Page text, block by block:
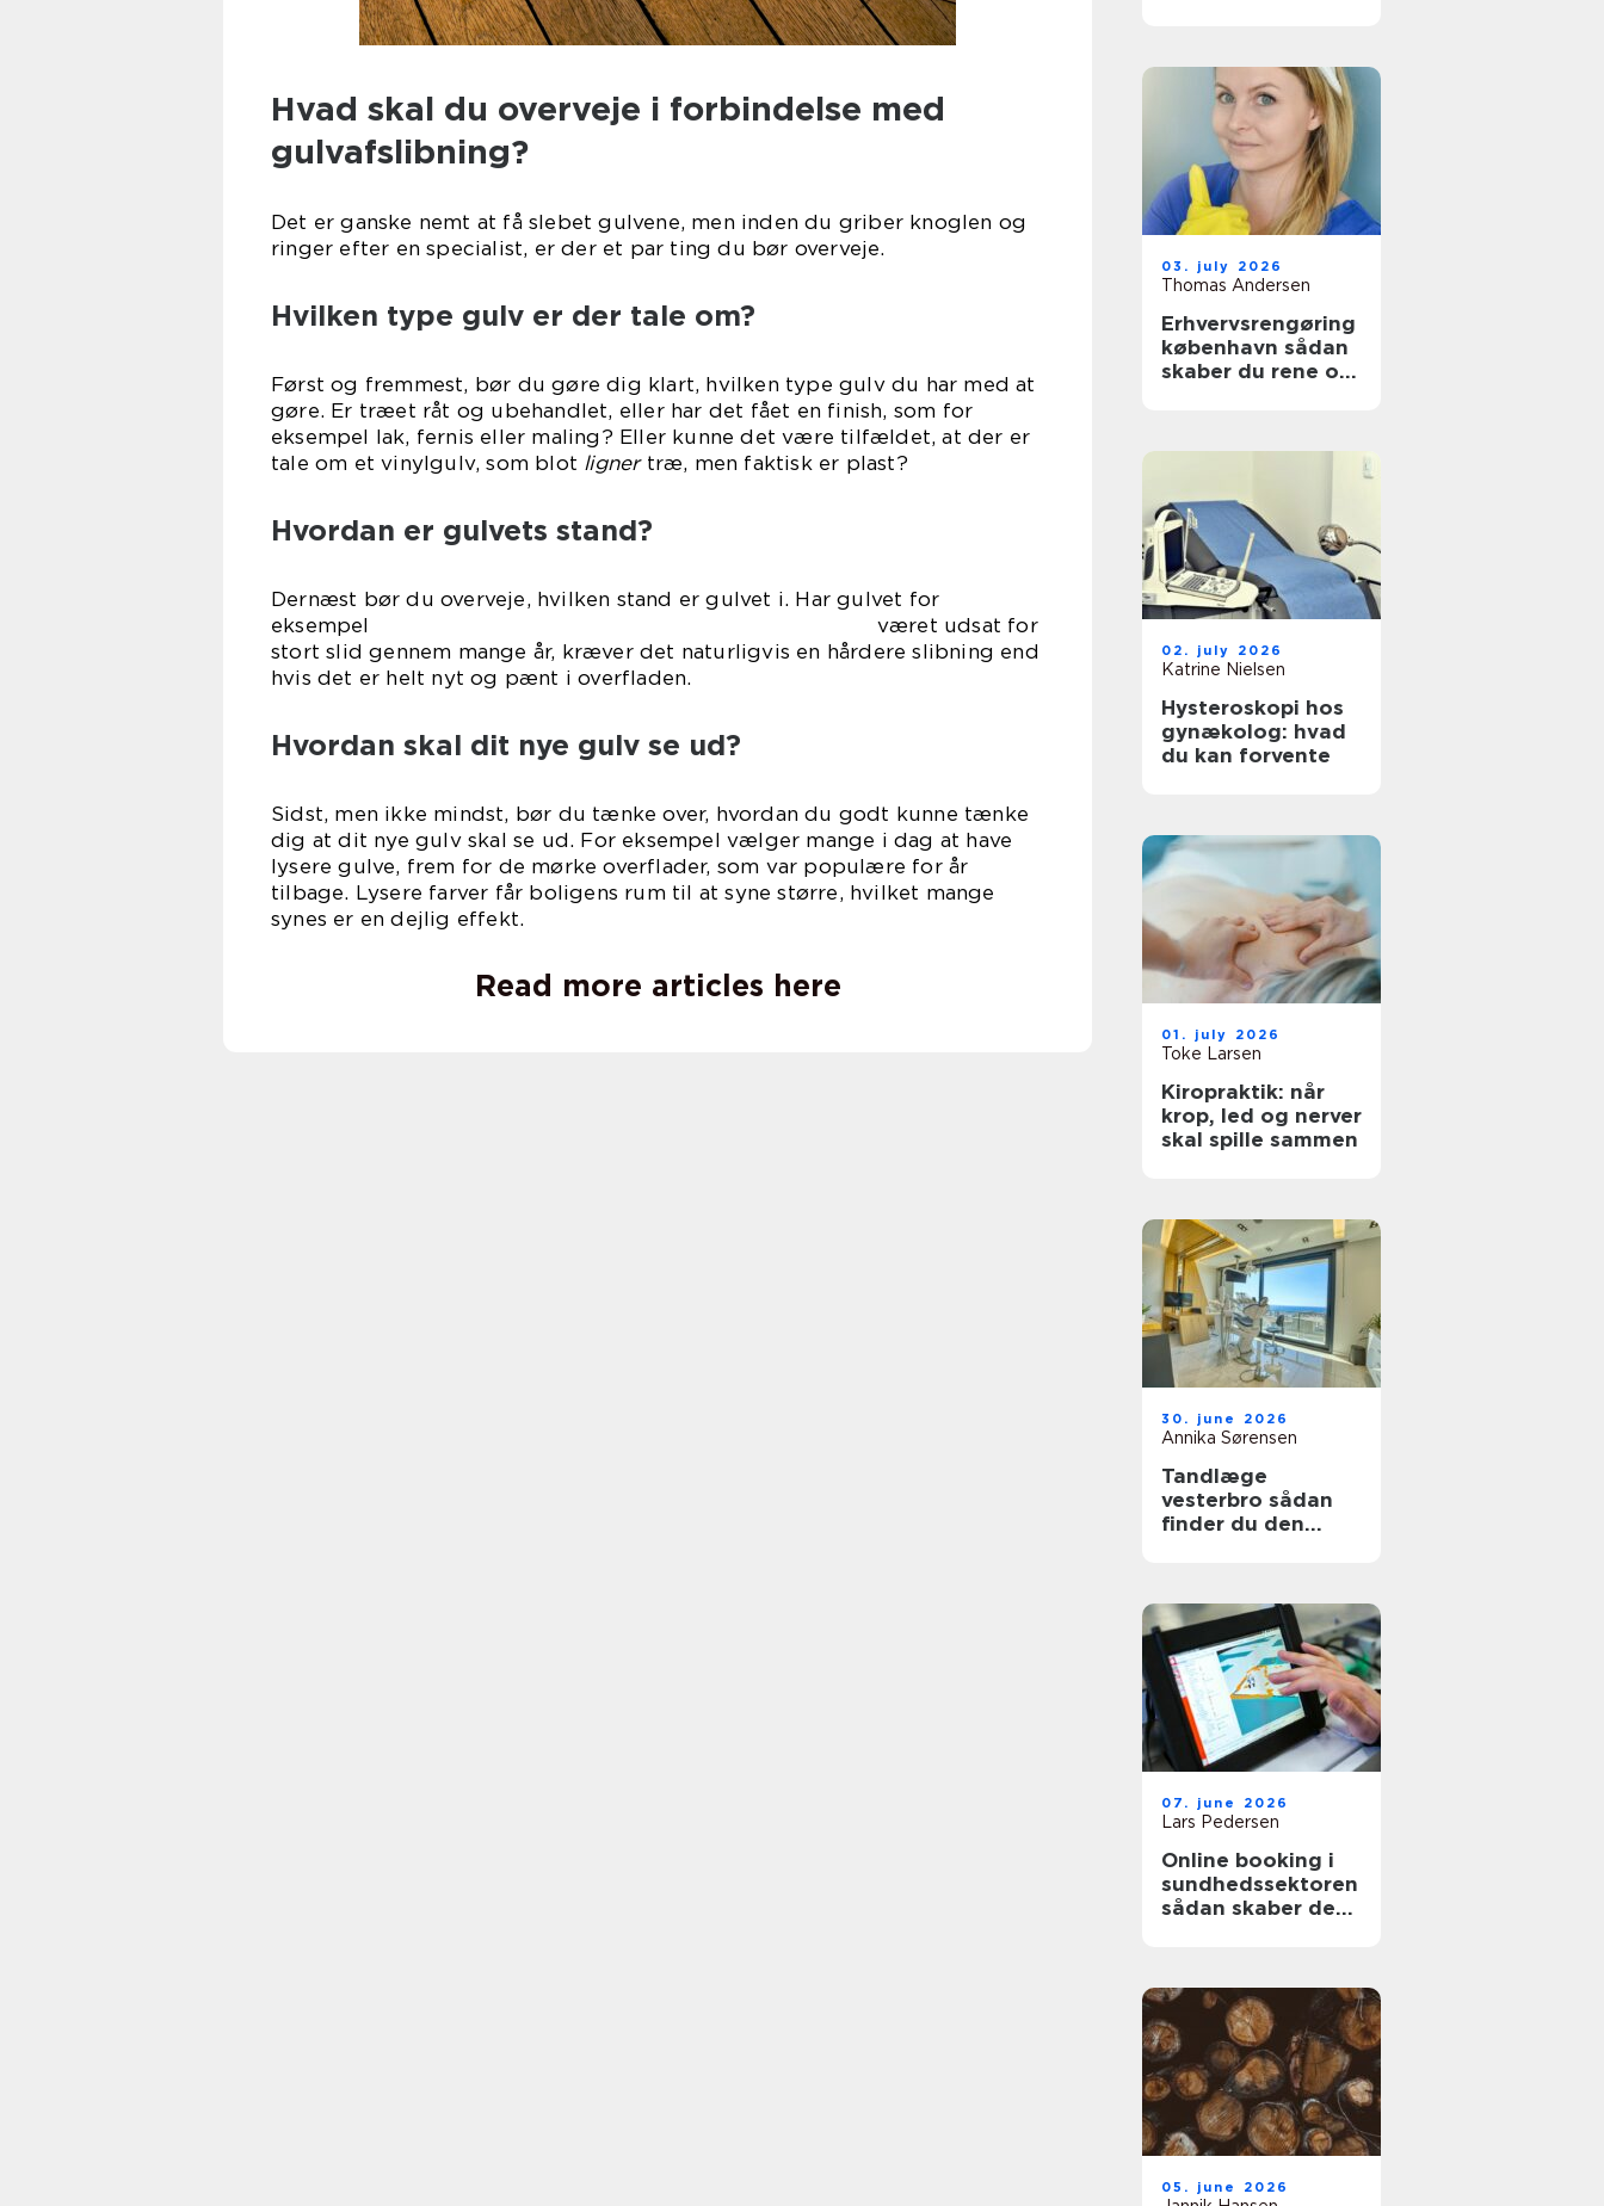
Hvad skal du overveje i forbindelse med
gulvafslibning?
Det er ganske nemt at få slebet gulvene, men inden du griber knoglen og
ringer efter en specialist, er der et par ting du bør overveje.
Hvilken type gulv er der tale om?
Først og fremmest, bør du gøre dig klart, hvilken type gulv du har med at
gøre. Er træet råt og ubehandlet, eller har det fået en finish, som for
eksempel lak, fernis eller maling? Eller kunne det være tilfældet, at der er
tale om et vinylgulv, som blot lignertræ, men faktisk er plast?
Hvordan er gulvets stand?
Dernæst bør du overveje, hvilken stand er gulvet i. Har gulvet for
eksempel været udsat for
stort slid gennem mange år, kræver det naturligvis en hårdere slibning end
hvis det er helt nyt og pænt i overfladen.
Hvordan skal dit nye gulv se ud?
Sidst, men ikke mindst, bør du tænke over, hvordan du godt kunne tænke
dig at dit nye gulv skal se ud. For eksempel vælger mange i dag at have
lysere gulve, frem for de mørke overflader, som var populære for år
tilbage. Lysere farver får boligens rum til at syne større, hvilket mange
synes er en dejlig effekt.
Read more articles here
03. july 2026
Thomas Andersen
Erhvervsrengøring
københavn sådan
skaber du rene og
02. july 2026
Katrine Nielsen
Hysteroskopi hos
gynækolog: hvad
du kan forvente
01. july 2026
Toke Larsen
Kiropraktik: når
krop, led og nerver
skal spille sammen
30. june 2026
Annika Sørensen
Tandlæge
vesterbro sådan
finder du den
07. june 2026
Lars Pedersen
Online booking i
sundhedssektoren
sådan skaber det
05. june 2026